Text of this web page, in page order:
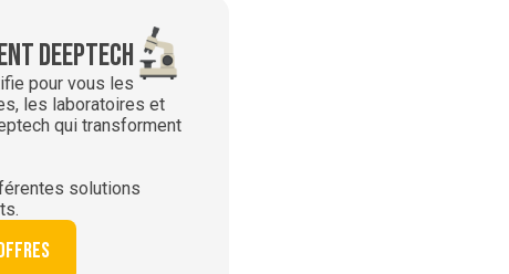
deeptech
pour vous les
les laboratoires et
qui transforment
solutions